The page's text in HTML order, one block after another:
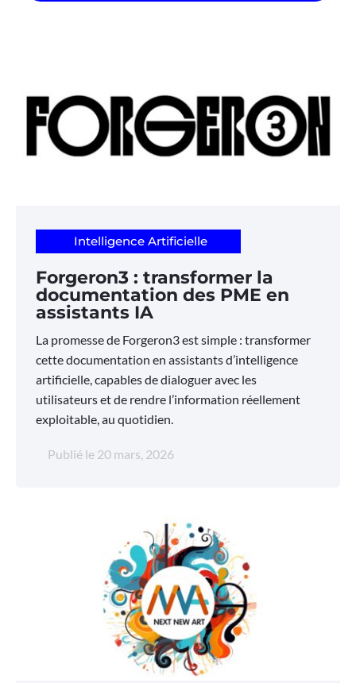
Intelligence Artificielle
Forgeron3 : transformer la
documentation des PME en
assistants IA
La promesse de Forgeron3 est simple : transformer
cette documentation en assistants d’intelligence
artificielle, capables de dialoguer avec les
utilisateurs et de rendre l’information réellement
exploitable, au quotidien.
Publié le 20 mars, 2026